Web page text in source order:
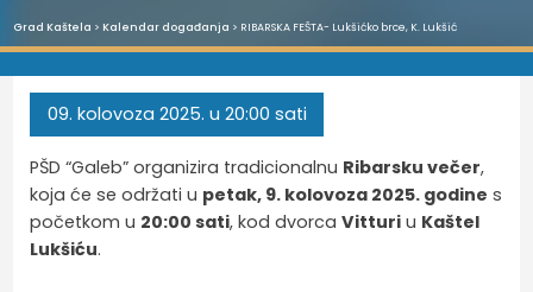
Grad Kaštela > Kalendar događanja > RIBARSKA FEŠTA- Lukšićko brce, K. Lukšić
09. kolovoza 2025. u 20:00 sati
PŠD “Galeb” organizira tradicionalnu Ribarsku večer,
koja će se održati u petak, 9. kolovoza 2025. godine s
početkom u 20:00 sati, kod dvorcaVitturi u Kaštel
Lukšiću.